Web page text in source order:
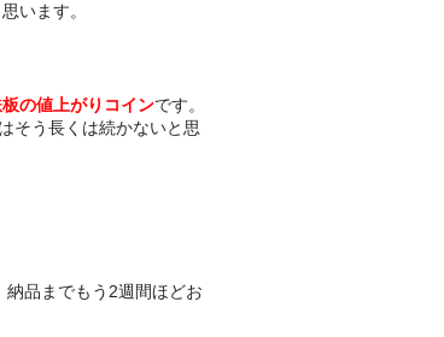
います。
の値上がりコインです。
そう長くは続かないと思
品までもう2週間ほどお